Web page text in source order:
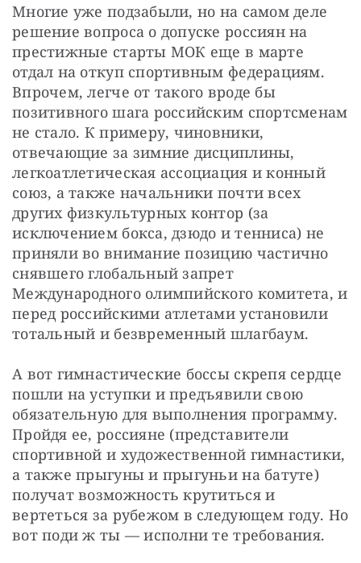
Многие уже подзабыли, но на самом деле
решение вопроса о допуске россиян на
престижные старты МОК еще в марте
отдал на откуп спортивным федерациям.
Впрочем, легче от такого вроде бы
позитивного шага российским спортсменам
не стало. К примеру, чиновники,
отвечающие за зимние дисциплины,
легкоатлетическая ассоциация и конный
союз, а также начальники почти всех
других физкультурных контор (за
исключением бокса, дзюдо и тенниса) не
приняли во внимание позицию частично
снявшего глобальный запрет
Международного олимпийского комитета, и
перед российскими атлетами установили
тотальный и безвременный шлагбаум.
А вот гимнастические боссы скрепя сердце
пошли на уступки и предъявили свою
обязательную для выполнения программу.
Пройдя ее, россияне (представители
спортивной и художественной гимнастики,
а также прыгуны и прыгуньи на батуте)
получат возможность крутиться и
вертеться за рубежом в следующем году. Но
вот поди ж ты — исполни те требования.